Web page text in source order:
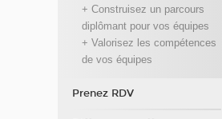
+ Construisez un parcours
diplômant pour vos équipes
+ Valorisez les compétences
de vos équipes
Prenez RDV